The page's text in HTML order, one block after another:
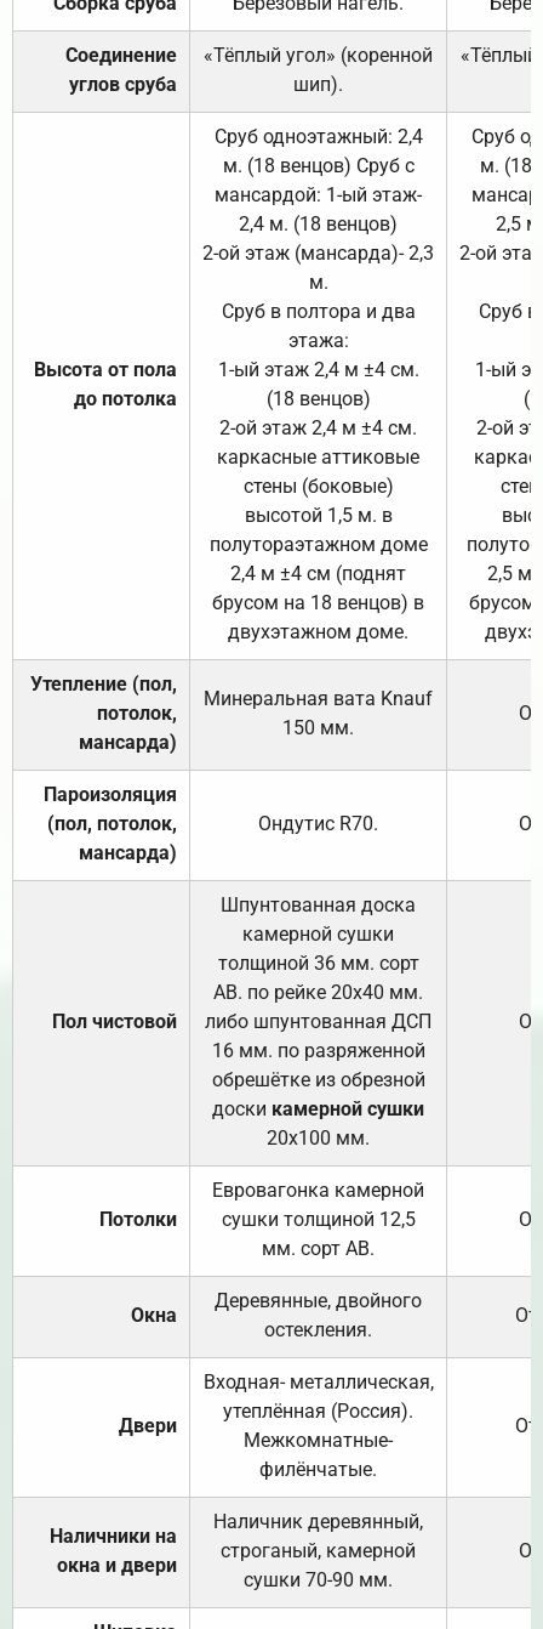
Соединение
углов сруба
«Тёплый угол» (коренной
шип).
«Тёплый
Высота от пола
до потолка
Сруб одноэтажный: 2,4
м. (18 венцов) Сруб с
мансардой: 1-ый этаж-
2,4 м. (18 венцов)
2-ой этаж (мансарда)- 2,3
м.
Сруб в полтора и два
этажа:
1-ый этаж 2,4 м ±4 см.
(18 венцов)
2-ой этаж 2,4 м ±4 см.
каркасные аттиковые
стены (боковые)
высотой 1,5 м. в
полутораэтажном доме
2,4 м ±4 см (поднят
брусом на 18 венцов) в
двухэтажном доме.
Сруб
м. (18
2,5
2-ой
Сруб
1-ый
2-ой
2,5 м
брусом
Утепление (пол,
потолок,
мансарда)
Минеральная вата Knauf
150 мм.
Пароизоляция
(пол, потолок,
мансарда)
Ондутис R70.
Пол чистовой
Шпунтованная доска
камерной сушки
толщиной 36 мм. сорт
АВ. по рейке 20х40 мм.
либо шпунтованная ДСП
16 мм. по разряженной
обрешётке из обрезной
доски камерной сушки
20х100 мм.
Потолки
Евровагонка камерной
сушки толщиной 12,5
мм. сорт АВ.
Окна
Деревянные, двойного
остекления.
Двери
Входная- металлическая,
утеплённая (Россия).
Межкомнатные-
филёнчатые.
Наличники на
окна и двери
Наличник деревянный,
строганый, камерной
сушки 70-90 мм.